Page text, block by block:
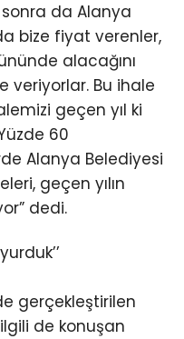
da Alanya
bize fiyat verenler,
alacağını
veriyorlar. Bu ihale
geçen yıl ki
60
Alanya Belediyesi
geçen yılın
dedi.
gerçekleştirilen
de konuşan